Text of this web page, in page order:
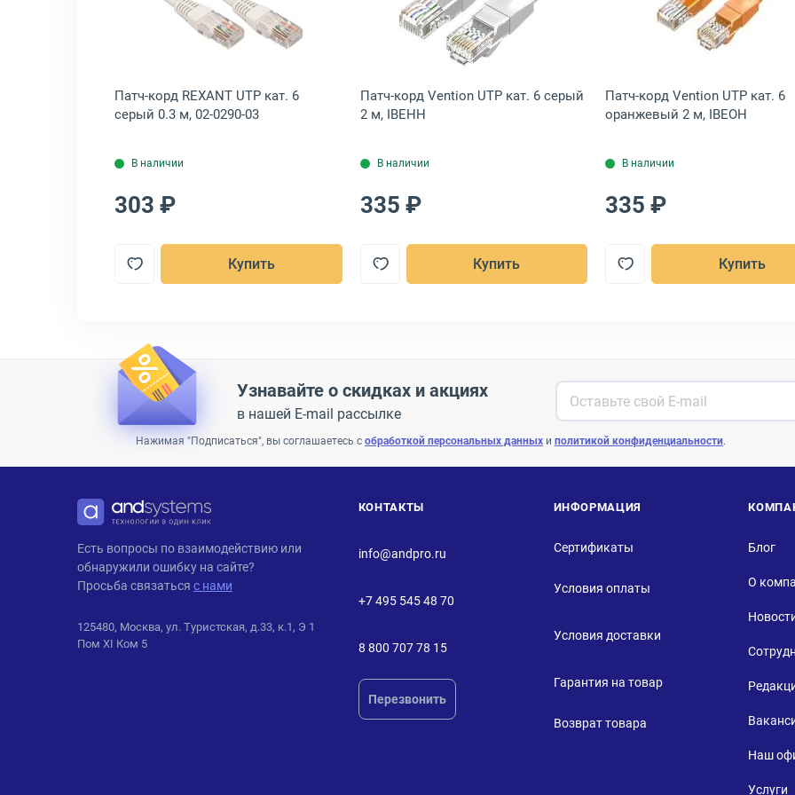
0,5 м, PC-UTP-RJ45-Cat.6a-0.5m-LSZH
товар: Патч-корд Cabeus UTP кат. 6 Оранжевый 1 м, PC-UTP-RJ45-Cat.6-1m-OR-LSZH
Открыть товар: Патч-корд REXANT UTP кат. 6 серый 0.3 м, 02-0290-03
Патч-корд REXANT UTP кат. 6
серый 0.3 м, 02-0290-03
В наличии
303 ₽
Купить
Открыть товар: Патч-корд Vention UTP кат. 6 серый 2 м,
Патч-корд Vention UTP кат. 6 серый
2 м, IBEHH
В наличии
335 ₽
Купить
Открыть
Патч-корд Vention UTP кат. 6
оранжевый 2 м, IBEOH
В наличии
335 ₽
Купить
Узнавайте о скидках и акциях
в нашей E-mail рассылке
Нажимая "Подписаться", вы соглашаетесь с обработкой персональных данных и политикой конфиденциальности.
ANDPRO
Есть вопросы по взаимодействию или
обнаружили ошибку на сайте?
Просьба связаться с нами
125480, Москва, ул. Туристская, д.33, к.1, Э 1
Пом XI Ком 5
КОНТАКТЫ
info@andpro.ru
+7 495 545 48 70
8 800 707 78 15
Перезвонить
ИНФОРМАЦИЯ
Сертификаты
Условия оплаты
Условия доставки
Гарантия на товар
Возврат товара
Блог
О
Наш
Услуги